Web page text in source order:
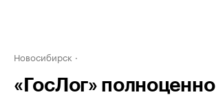
Новосибирск
«ГосЛог» полноценно